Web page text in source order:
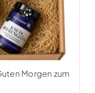
Morgen zum